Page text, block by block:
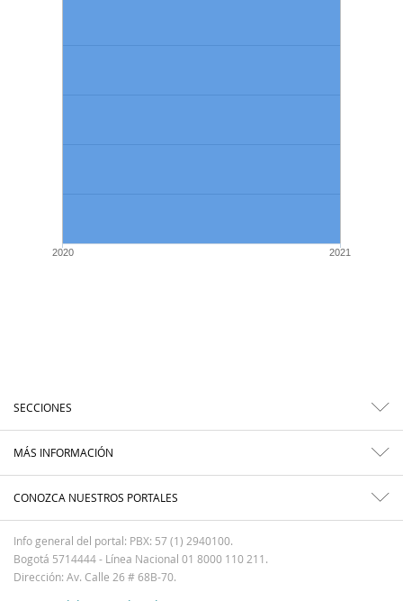
2020 2021
SECCIONES
MÁS INFORMACIÓN
CONOZCA NUESTROS PORTALES
Info general del portal: PBX: 57 (1) 2940100.
Bogotá 5714444 - Línea Nacional 01 8000 110 211.
Dirección: Av. Calle 26 # 68B-70.